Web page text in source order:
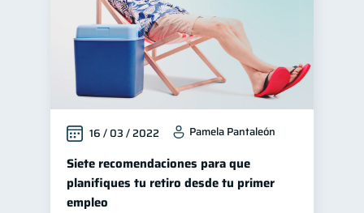
16 / 03 / 2022 Pamela Pantaleón
Siete recomendaciones para que
planifiques tu retiro desde tu primer
empleo